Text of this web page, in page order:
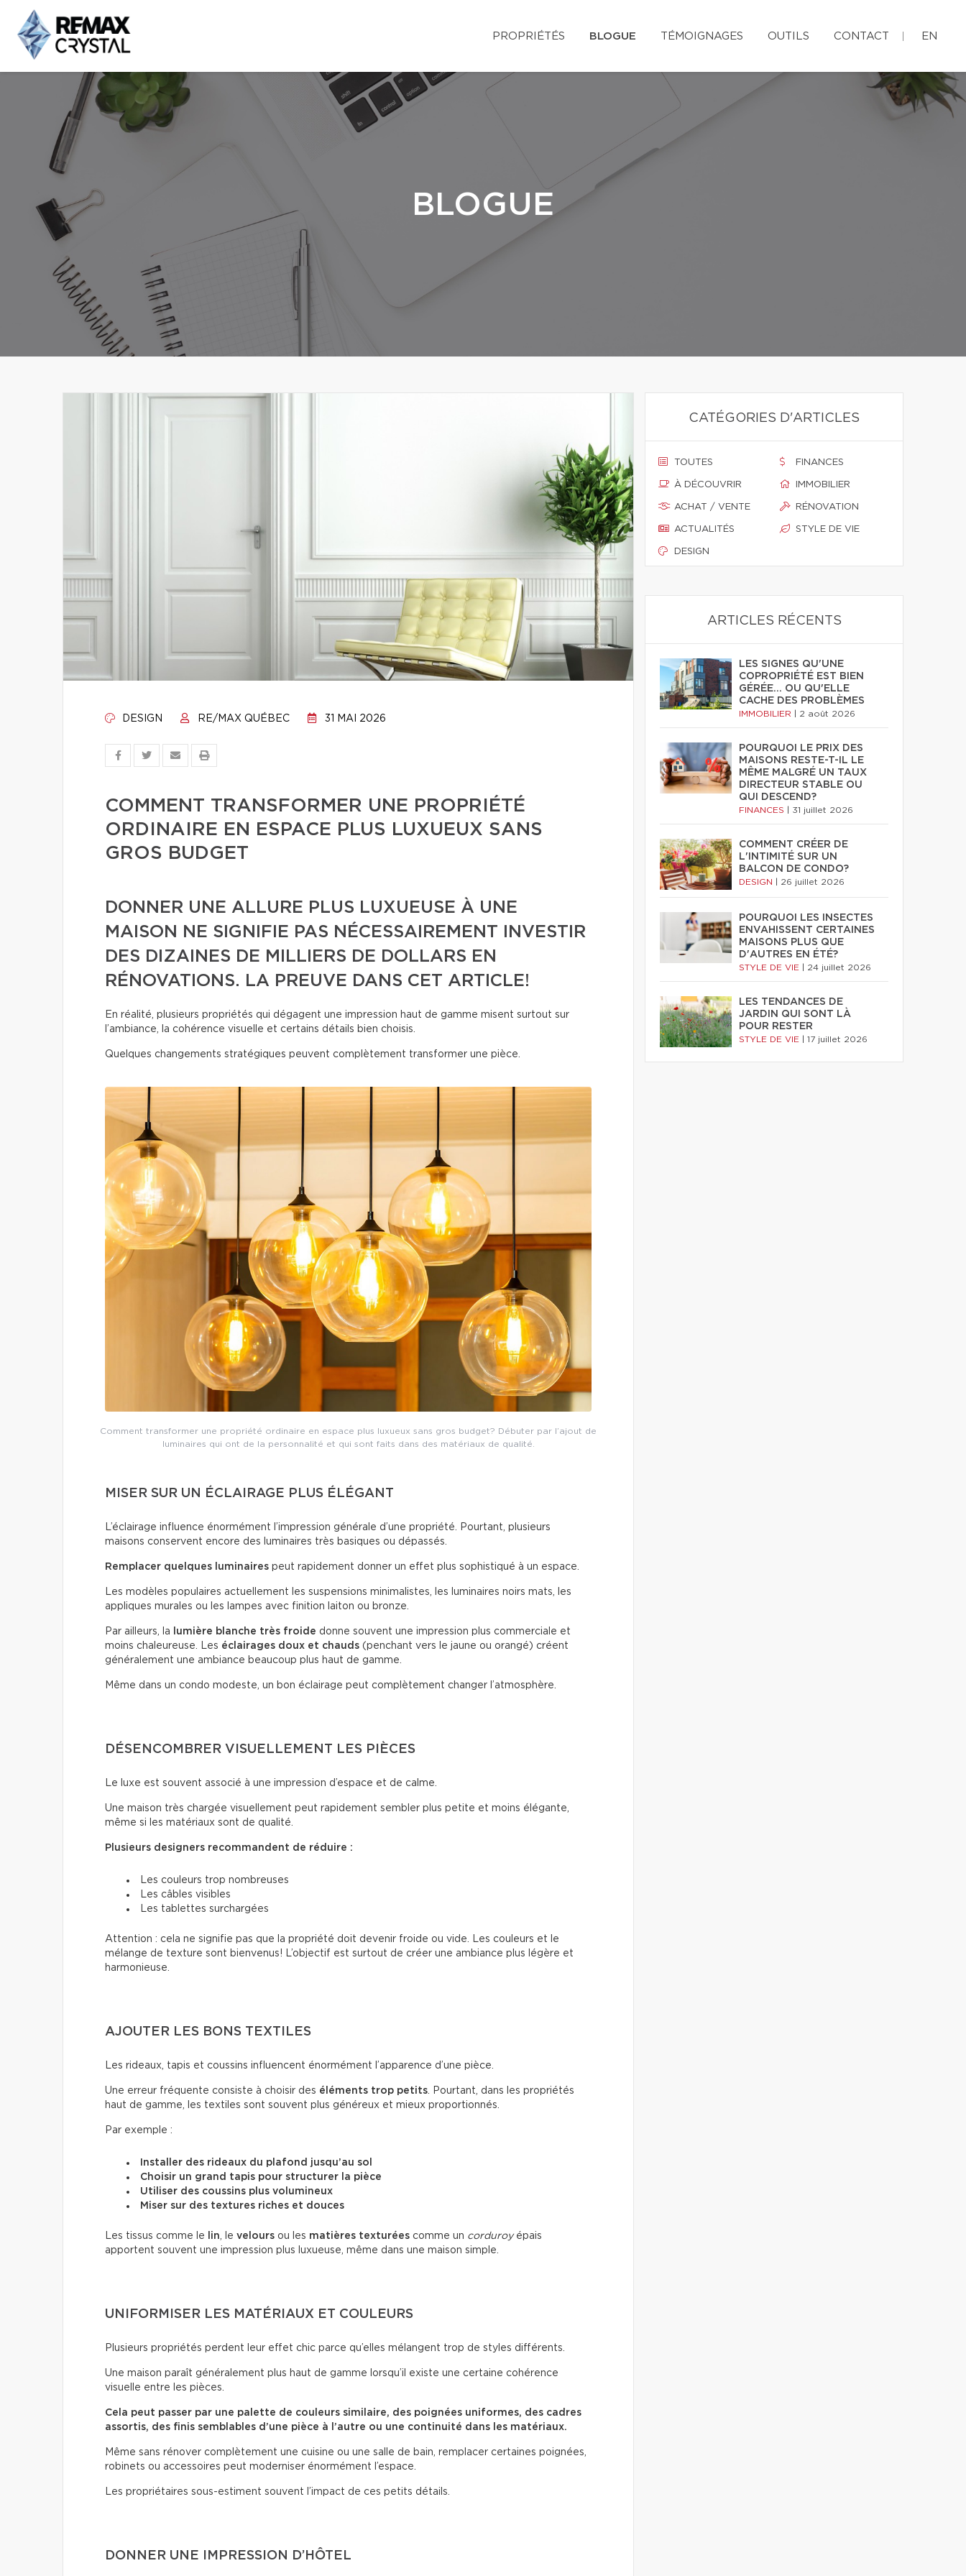
PROPRIÉTÉS BLOGUE TÉMOIGNAGES OUTILS CONTACT EN
BLOGUE
DESIGN RE/MAX QUÉBEC 31 MAI 2026
COMMENT TRANSFORMER UNE PROPRIÉTÉ
ORDINAIRE EN ESPACE PLUS LUXUEUX SANS
GROS BUDGET
DONNER UNE ALLURE PLUS LUXUEUSE À UNE
MAISON NE SIGNIFIE PAS NÉCESSAIREMENT INVESTIR
DES DIZAINES DE MILLIERS DE DOLLARS EN
RÉNOVATIONS. LA PREUVE DANS CET ARTICLE!
En réalité, plusieurs propriétés qui dégagent une impression haut de gamme misent surtout sur
l’ambiance, la cohérence visuelle et certains détails bien choisis.
Quelques changements stratégiques peuvent complètement transformer une pièce.
Comment transformer une propriété ordinaire en espace plus luxueux sans gros budget? Débuter par l’ajout de
luminaires qui ont de la personnalité et qui sont faits dans des matériaux de qualité.
MISER SUR UN ÉCLAIRAGE PLUS ÉLÉGANT
L’éclairage influence énormément l’impression générale d’une propriété. Pourtant, plusieurs
maisons conservent encore des luminaires très basiques ou dépassés.
Remplacer quelques luminaires peut rapidement donner un effet plus sophistiqué à un espace.
Les modèles populaires actuellement les suspensions minimalistes, les luminaires noirs mats, les
appliques murales ou les lampes avec finition laiton ou bronze.
Par ailleurs, la lumière blanche très froide donne souvent une impression plus commerciale et
moins chaleureuse. Les éclairages doux et chauds (penchant vers le jaune ou orangé) créent
généralement une ambiance beaucoup plus haut de gamme.
Même dans un condo modeste, un bon éclairage peut complètement changer l’atmosphère.
DÉSENCOMBRER VISUELLEMENT LES PIÈCES
Le luxe est souvent associé à une impression d’espace et de calme.
Une maison très chargée visuellement peut rapidement sembler plus petite et moins élégante,
même si les matériaux sont de qualité.
Plusieurs designers recommandent de réduire :
Les couleurs trop nombreuses
Les câbles visibles
Les tablettes surchargées
Attention : cela ne signifie pas que la propriété doit devenir froide ou vide. Les couleurs et le
mélange de texture sont bienvenus! L’objectif est surtout de créer une ambiance plus légère et
harmonieuse.
AJOUTER LES BONS TEXTILES
Les rideaux, tapis et coussins influencent énormément l’apparence d’une pièce.
Une erreur fréquente consiste à choisir des éléments trop petits . Pourtant, dans les propriétés
haut de gamme, les textiles sont souvent plus généreux et mieux proportionnés.
Par exemple :
Installer des rideaux du plafond jusqu’au sol
Choisir un grand tapis pour structurer la pièce
Utiliser des coussins plus volumineux
Miser sur des textures riches et douces
Les tissus comme le lin , le velours ou les matières texturées comme un corduroyépais
apportent souvent une impression plus luxueuse, même dans une maison simple.
UNIFORMISER LES MATÉRIAUX ET COULEURS
Plusieurs propriétés perdent leur effet chic parce qu’elles mélangent trop de styles différents.
Une maison paraît généralement plus haut de gamme lorsqu’il existe une certaine cohérence
visuelle entre les pièces.
Cela peut passer par une palette de couleurs similaire, des poignées uniformes, des cadres
assortis, des finis semblables d’une pièce à l’autre ou une continuité dans les matériaux.
Même sans rénover complètement une cuisine ou une salle de bain, remplacer certaines poignées,
robinets ou accessoires peut moderniser énormément l’espace.
Les propriétaires sous-estiment souvent l’impact de ces petits détails.
DONNER UNE IMPRESSION D’HÔTEL
CATÉGORIES D'ARTICLES
TOUTES
À DÉCOUVRIR
ACHAT / VENTE
ACTUALITÉS
DESIGN
FINANCES
IMMOBILIER
RÉNOVATION
STYLE DE VIE
ARTICLES RÉCENTS
LES SIGNES QU'UNE
COPROPRIÉTÉ EST BIEN
GÉRÉE… OU QU'ELLE
CACHE DES PROBLÈMES
IMMOBILIER 2 août 2026
POURQUOI LE PRIX DES
MAISONS RESTE-T-IL LE
MÊME MALGRÉ UN TAUX
DIRECTEUR STABLE OU
QUI DESCEND?
FINANCES 31 juillet 2026
COMMENT CRÉER DE
L'INTIMITÉ SUR UN
BALCON DE CONDO?
DESIGN 26 juillet 2026
POURQUOI LES INSECTES
ENVAHISSENT CERTAINES
MAISONS PLUS QUE
D'AUTRES EN ÉTÉ?
STYLE DE VIE 24 juillet 2026
LES TENDANCES DE
JARDIN QUI SONT LÀ
POUR RESTER
STYLE DE VIE 17 juillet 2026